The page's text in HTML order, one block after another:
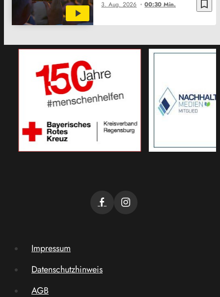
bookmark_border
3. Aug. 2026 00:30 Min.
Impressum
Datenschutzhinweis
AGB